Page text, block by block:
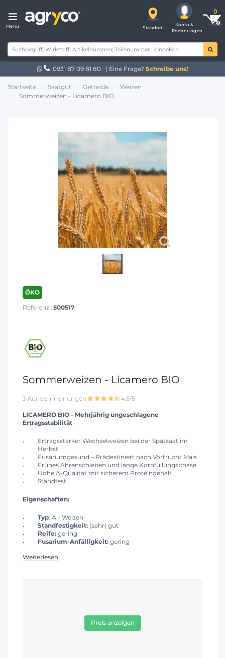
Menü Standort
Konto &
Rechnungen
0931 87 09 81 80 | Eine Frage? Schreibe uns!
Startseite Saatgut Getreide
Weizen
Sommerweizen - Licamero BIO
ÖKO
Referenz : 500517
Sommerweizen - Licamero BIO
3 Kundenmeinungen 4.5/5
LICAMERO BIO - Mehrjährig ungeschlagene
Ertragsstabilität
Ertragsstarker Wechselweizen bei der Spätsaat im
Herbst
Fusariumgesund – Prädestiniert nach Vorfrucht Mais
Frühes Ährenschieben und lange Kornfüllungsphase
Hohe A-Qualität mit sicherem Proteingehalt
Standfest
Eigenschaften:
Typ: A - Weizen
Standfestigkeit: (sehr) gut
Reife: gering
Fusarium-Anfälligkeit: gering
Weiterlesen
Preis anzeigen